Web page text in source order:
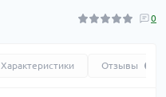
0
Характеристики Отзывы